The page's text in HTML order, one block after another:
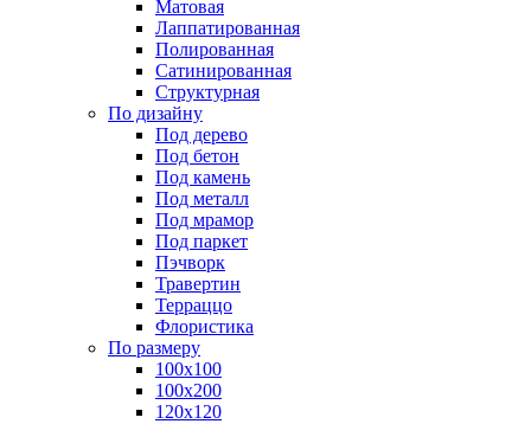
Матовая
Лаппатированная
Полированная
Сатинированная
Структурная
По дизайну
Под дерево
Под бетон
Под камень
Под металл
Под мрамор
Под паркет
Пэчворк
Травертин
Терраццо
Флористика
По размеру
100х100
100х200
120х120